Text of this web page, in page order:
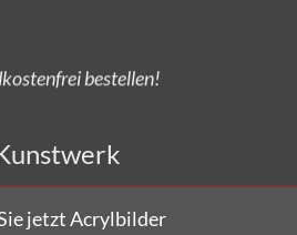
jetzt Acrylbilder